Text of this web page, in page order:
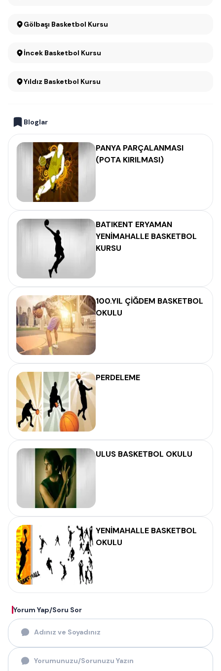
Gölbaşı Basketbol Kursu
İncek Basketbol Kursu
Yıldız Basketbol Kursu
Bloglar
PANYA PARÇALANMASI
(POTA KIRILMASI)
BATIKENT ERYAMAN
YENİMAHALLE BASKETBOL
KURSU
100.YIL ÇİĞDEM BASKETBOL
OKULU
PERDELEME
ULUS BASKETBOL OKULU
YENİMAHALLE BASKETBOL
OKULU
Yorum Yap/Soru Sor